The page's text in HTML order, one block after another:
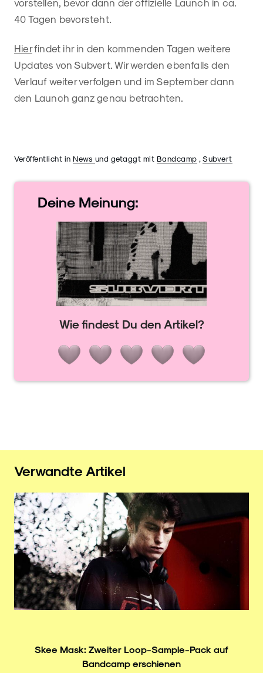
40 Tagen bevorsteht.
Hierfindet ihr in den kommenden Tagen weitere
Updates von Subvert. Wir werden ebenfalls den
Verlauf weiter verfolgen und im September dann
den Launch ganz genau betrachten.
Veröffentlicht in News und getaggt mit Bandcamp Subvert
Deine Meinung:
Wie findest Du den Artikel?
Verwandte Artikel
Skee Mask: Zweiter Loop-Sample-Pack auf
Bandcamp erschienen